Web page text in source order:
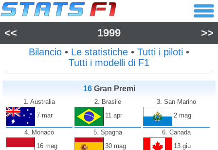
<< 1999 >>
Bilancio • Le statistiche • Tutti i piloti •
Tutti i modelli di F1
16Gran Premi
1. Australia
7 mar
2. Brasile
11 apr
3. San Marino
2 mag
4. Monaco
16 mag
5. Spagna
30 mag
6. Canada
13 giu